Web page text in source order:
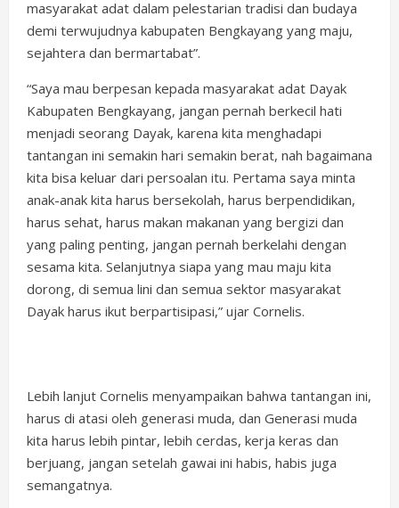
masyarakat adat dalam pelestarian tradisi dan budaya
demi terwujudnya kabupaten Bengkayang yang maju,
sejahtera dan bermartabat”.
“Saya mau berpesan kepada masyarakat adat Dayak
Kabupaten Bengkayang, jangan pernah berkecil hati
menjadi seorang Dayak, karena kita menghadapi
tantangan ini semakin hari semakin berat, nah bagaimana
kita bisa keluar dari persoalan itu. Pertama saya minta
anak-anak kita harus bersekolah, harus berpendidikan,
harus sehat, harus makan makanan yang bergizi dan
yang paling penting, jangan pernah berkelahi dengan
sesama kita. Selanjutnya siapa yang mau maju kita
dorong, di semua lini dan semua sektor masyarakat
Dayak harus ikut berpartisipasi,” ujar Cornelis.
Lebih lanjut Cornelis menyampaikan bahwa tantangan ini,
harus di atasi oleh generasi muda, dan Generasi muda
kita harus lebih pintar, lebih cerdas, kerja keras dan
berjuang, jangan setelah gawai ini habis, habis juga
semangatnya.